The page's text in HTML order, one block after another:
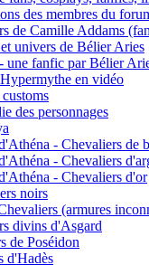
des membres du
de Camille Addams
univers de Bélier Aries
une fanfic par Bélier
en vidéo
des personnages
- Chevaliers de
- Chevaliers
- Chevaliers d'or
noirs
(armures
divins d'Asgard
de Poséidon
d'Hadès